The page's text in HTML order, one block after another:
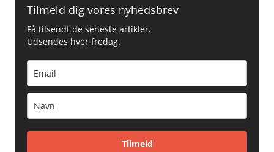
Tilmeld dig vores nyhedsbrev
Få tilsendt de seneste artikler.
Udsendes hver fredag.
Tilmeld